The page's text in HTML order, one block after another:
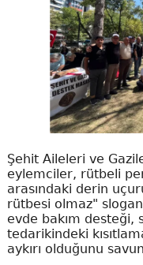
Şehit Aileleri ve
eylemciler, rütbeli
arasındaki derin
rütbesi olmaz"
evde bakım desteği,
tedarikindeki
aykırı olduğunu